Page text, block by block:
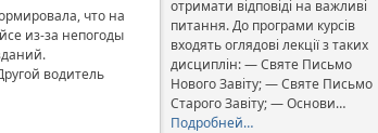
что на
из-за непогоды
водитель
отримати відповіді на важливі
питання. До програми курсів
входять оглядові лекції з таких
дисциплін: — Святе Письмо
Нового Завіту; — Святе Письмо
Старого Завіту; — Основи…
Подробней…